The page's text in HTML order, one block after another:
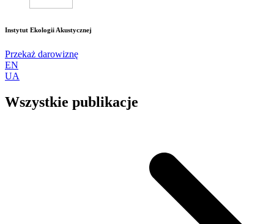
Instytut Ekologii Akustycznej
Przekaż darowiznę
EN
UA
Wszystkie publikacje